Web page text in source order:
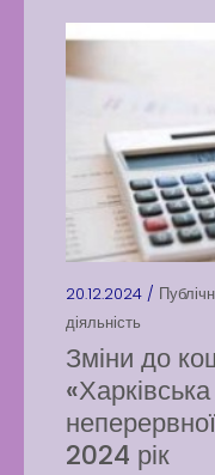
20.12.2024 /
діяльність
Зміни до
2024 рік